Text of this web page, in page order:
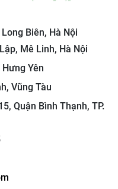
Biên, Hà Nội
Mê Linh, Hà Nội
Hưng Yên
Vũng Tàu
Quận Bình Thạnh, TP.